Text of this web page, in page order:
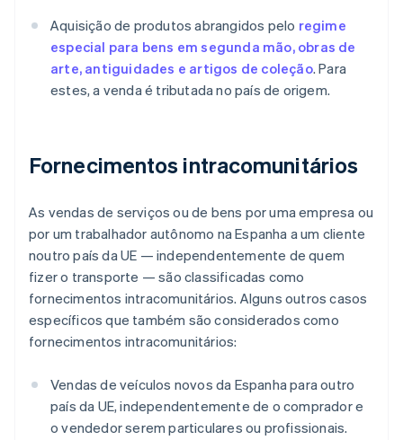
Aquisição de produtos abrangidos pelo regime
especial para bens em segunda mão, obras de
arte, antiguidades e artigos de coleção. Para
estes, a venda é tributada no país de origem.
Fornecimentos intracomunitários
As vendas de serviços ou de bens por uma empresa ou
por um trabalhador autônomo na Espanha a um cliente
noutro país da UE — independentemente de quem
fizer o transporte — são classificadas como
fornecimentos intracomunitários. Alguns outros casos
específicos que também são considerados como
fornecimentos intracomunitários:
Vendas de veículos novos da Espanha para outro
país da UE, independentemente de o comprador e
o vendedor serem particulares ou profissionais.